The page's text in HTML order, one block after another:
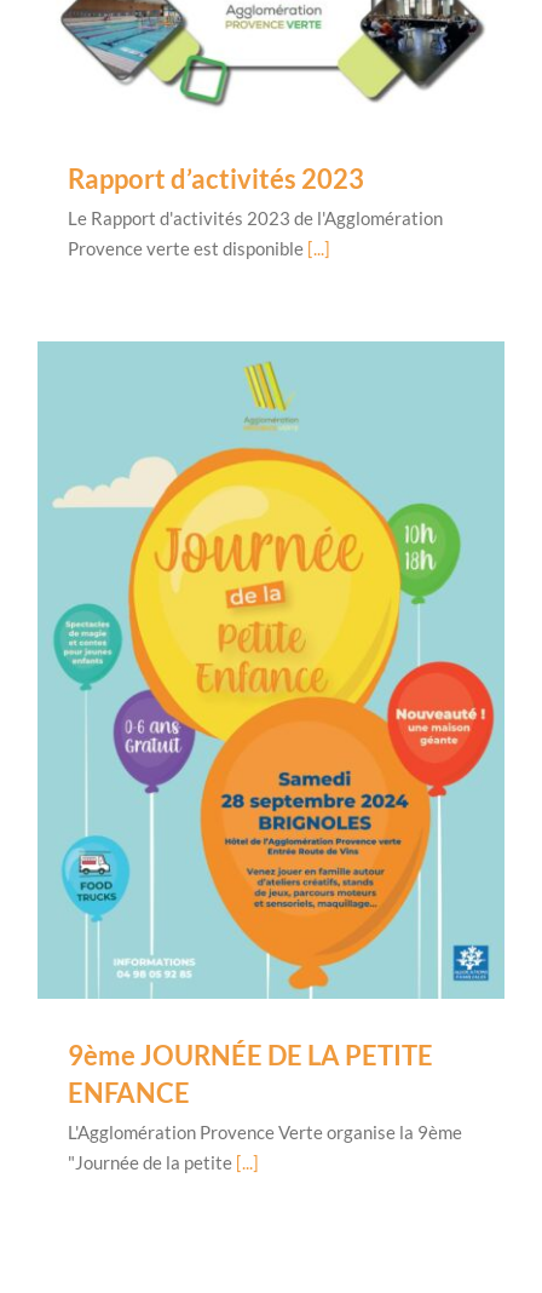
Rapport d’activités 2023
Le Rapport d'activités 2023 de l'Agglomération
Provence verte est disponible [...]
9ème JOURNÉE DE LA PETITE
ENFANCE
L'Agglomération Provence Verte organise la 9ème
"Journée de la petite [...]